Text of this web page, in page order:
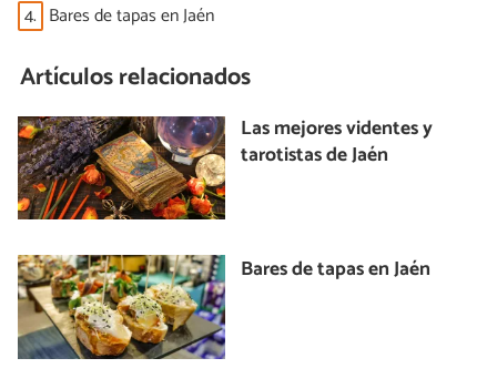
4. Bares de tapas en Jaén
Artículos relacionados
Las mejores videntes y
tarotistas de Jaén
Bares de tapas en Jaén